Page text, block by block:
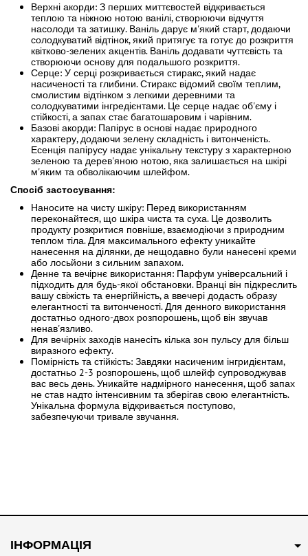
Верхні акорди: З перших миттєвостей відкривається
теплою та ніжною нотою ванілі, створюючи відчуття
насолоди та затишку. Ваніль дарує м'який старт, додаючи
солодкуватий відтінок, який притягує та готує до розкриття
квітково-зелених акцентів. Ваніль додавати чуттєвість та
створюючи основу для подальшого розкриття.
Серце: У серці розкривається стиракс, який надає
насиченості та глибини. Стиракс відомий своїм теплим,
смолистим відтінком з легкими деревними та
солодкуватими інгредієнтами. Це серце надає об'єму і
стійкості, а запах стає багатошаровим і чарівним.
Базові акорди: Папірус в основі надає природного
характеру, додаючи зелену складність і витонченість.
Есенція папірусу надає унікальну текстуру з характерною
зеленою та дерев'яною нотою, яка залишається на шкірі
м'яким та обволікаючим шлейфом.
Спосіб застосування:
Наносите на чисту шкіру: Перед використанням
переконайтеся, що шкіра чиста та суха. Це дозволить
продукту розкритися повніше, взаємодіючи з природним
теплом тіла. Для максимального ефекту уникайте
нанесення на ділянки, де нещодавно були нанесені креми
або лосьйони з сильним запахом.
Денне та вечірнє використання: Парфум універсальний і
підходить для будь-якої обстановки. Вранці він підкреслить
вашу свіжість та енергійність, а ввечері додасть образу
елегантності та витонченості. Для денного використання
достатньо одного-двох розпорошень, щоб він звучав
ненав'язливо.
Для вечірніх заходів нанесіть кілька зон пульсу для більш
виразного ефекту.
Помірність та стійкість: Завдяки насиченим інгридієнтам,
достатньо 2-3 розпорошень, щоб шлейф супроводжував
вас весь день. Уникайте надмірного нанесення, щоб запах
не став надто інтенсивним та зберігав свою елегантність.
Унікальна формула відкривається поступово,
забезпечуючи тривале звучання.
ІНФОРМАЦІЯ